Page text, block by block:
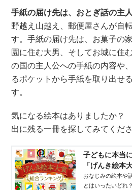
手紙の届け先は、おとぎ話の主
野越え山越え、郵便屋さんが自
す。手紙の届け先は、お菓子の
園に住む大男、そしてお城に住
の国の主人公への手紙の内容や
るポケットから手紙を取り出せ
す。
気になる絵本はありましたか
出に残る一冊を探してみてくだ
子どもに本当
「げんき絵本
位発表！-
おなじみの絵本や
とはいったいど